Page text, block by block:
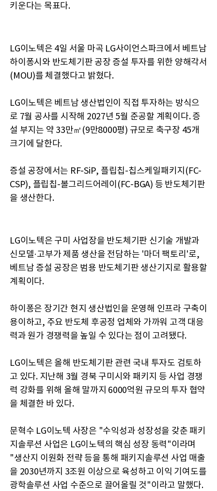
키운다는 목표다.
LG이노텍은 4일 서울 마곡 LG사이언스파크에서 베트남
하이퐁시와 반도체기판 공장 증설 투자를 위한 양해각서
(MOU)를 체결했다고 밝혔다.
LG이노텍은 베트남 생산법인이 직접 투자하는 방식으
로 7월 공사를 시작해 2027년 5월 준공할 계획이다. 증
설 부지는 약 33만㎡(9만8000평) 규모로 축구장 45개
크기에 달한다.
증설 공장에서는 RF-SiP, 플립칩-칩스케일패키지(FC-
CSP), 플립칩-볼그리드어레이(FC-BGA) 등 반도체기판
을 생산한다.
LG이노텍은 구미 사업장을 반도체기판 신기술 개발과
신모델·고부가 제품 생산을 전담하는 '마더 팩토리'로,
베트남 증설 공장은 범용 반도체기판 생산기지로 활용할
계획이다.
하이퐁은 장기간 현지 생산법인을 운영해 인프라 구축이
용이하고, 주요 반도체 후공정 업체와 가까워 고객 대응
력과 원가 경쟁력을 높일 수 있다는 점이 고려됐다.
LG이노텍은 올해 반도체기판 관련 국내 투자도 검토하
고 있다. 지난해 3월 경북 구미시와 패키지 등 사업 경쟁
력 강화를 위해 올해 말까지 6000억원 규모의 투자 협약
을 체결한 바 있다.
문혁수 LG이노텍 사장은 "수익성과 성장성을 갖춘 패키
지솔루션 사업은 LG이노텍의 핵심 성장 동력"이라며
"생산지 이원화 전략 등을 통해 패키지솔루션 사업 매출
을 2030년까지 3조원 이상으로 육성하고 이익 기여도를
광학솔루션 사업 수준으로 끌어올릴 것"이라고 말했다.